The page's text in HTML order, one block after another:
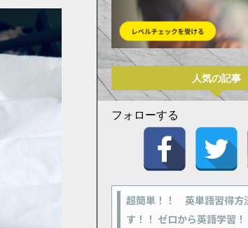
人気の記事
フォローする
超簡単！！ 英単語習得方
す！！ ゼロから英語学習！